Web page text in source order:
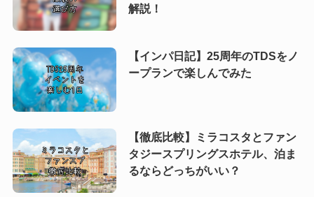
解説！
【インパ日記】25周年のTDSをノ
ープランで楽しんでみた
【徹底比較】ミラコスタとファン
タジースプリングスホテル、泊ま
るならどっちがいい？